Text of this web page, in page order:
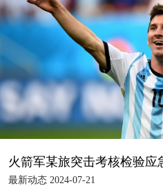
火箭军某旅突击考核检验应
最新动态 2024-07-21